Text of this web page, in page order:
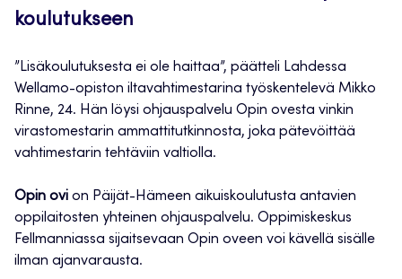
koulutukseen
”Lisäkoulutuksesta ei ole haittaa”, päätteli Lahdessa
Wellamo-opiston iltavahtimestarina työskentelevä Mikko
Rinne, 24. Hän löysi ohjauspalvelu Opin ovesta vinkin
virastomestarin ammattitutkinnosta, joka pätevöittää
vahtimestarin tehtäviin valtiolla.
Opin ovi on Päijät-Hämeen aikuiskoulutusta antavien
oppilaitosten yhteinen ohjauspalvelu. Oppimiskeskus
Fellmanniassa sijaitsevaan Opin oveen voi kävellä sisälle
ilman ajanvarausta.